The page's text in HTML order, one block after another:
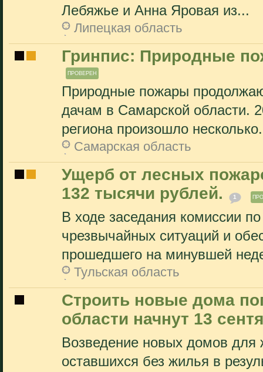
Лебяжье и Анна Яровая из...
Липецкая область
Гринпис: Природные
ПРОВЕРЕН
Природные пожары
дачам в Самарской области.
региона произошло
Самарская область
Ущерб от лесных
132 тысячи рублей.
1
В ходе заседания комиссии
чрезвычайных ситуаций и
прошедшего на минувшей
Тульская область
Строить новые дома
области начнут 13
Возведение новых домов для
оставшихся без жилья в